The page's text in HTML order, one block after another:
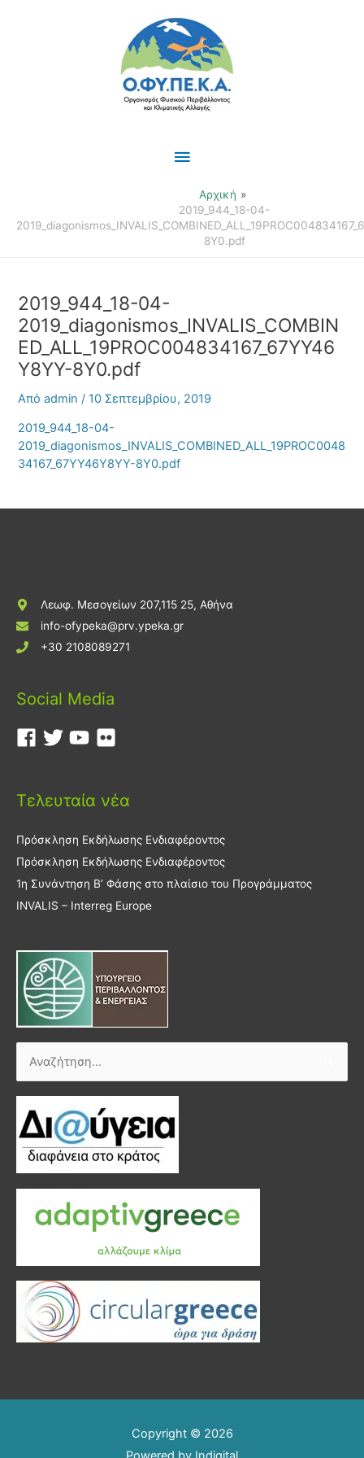
Κύριο
Μενού
Αρχική
2019_944_18-04-
8Y0.pdf
2019_944_18-04-
2019_diagonismos_INVALIS_COMBIN
ED_ALL_19PROC004834167_67YY46
Y8YY-8Y0.pdf
Απόadmin/10 Σεπτεμβρίου, 2019
2019_944_18-04-
2019_diagonismos_INVALIS_COMBINED_ALL_19PROC0048
34167_67YY46Y8YY-8Y0.pdf
Λεωφ. Μεσογείων 207,115 25, Αθήνα
info-ofypeka@prv.ypeka.gr
+30 2108089271
Social Media
Τελευταία νέα
Πρόσκληση Εκδήλωσης Ενδιαφέροντος
Πρόσκληση Εκδήλωσης Ενδιαφέροντος
1η Συνάντηση Β’ Φάσης στο πλαίσιο του Προγράμματος
INVALIS – Interreg Europe
Αναζήτηση
Copyright © 2026